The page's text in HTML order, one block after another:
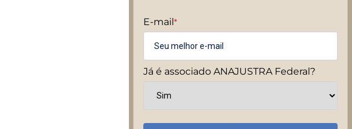
E-mail*
Já é associado ANAJUSTRA Federal?